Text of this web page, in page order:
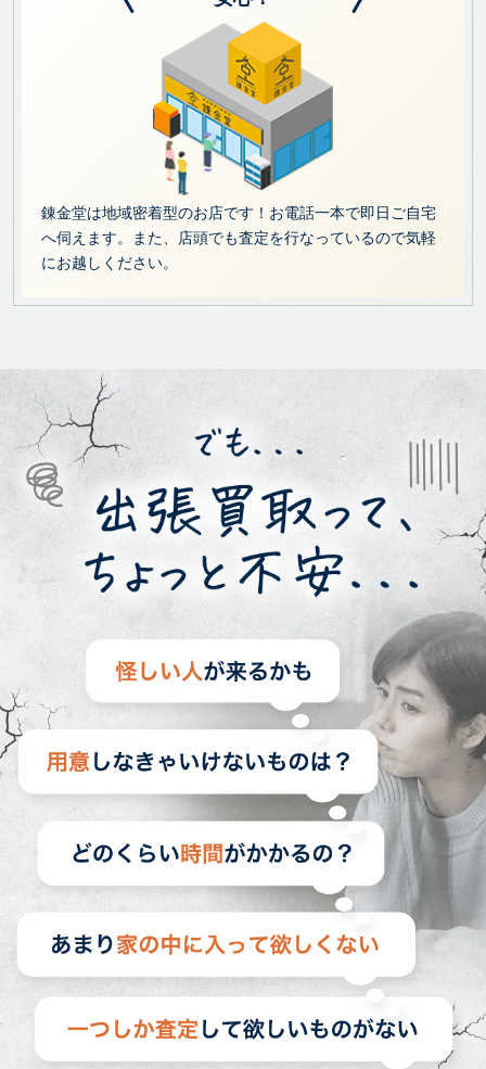
錬金堂は地域密着型のお店です！お電話一本で即日ご自宅
へ伺えます。また、店頭でも査定を行なっているので気軽
にお越しください。